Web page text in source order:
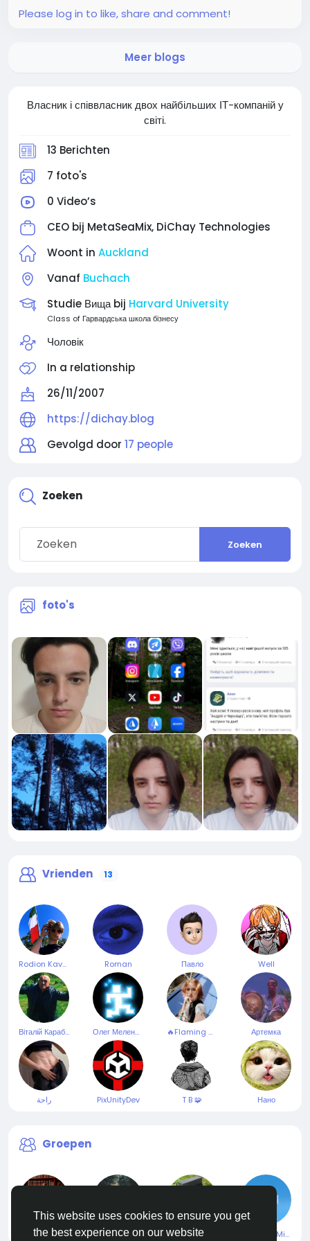
This website uses cookies to ensure you get
the best experience on our website
Власник і співвласник двох найбільших ІТ-компаній у
світі.
13 Berichten
7 foto's
0 Video’s
CEO bij MetaSeaMix, DiChay Technologies
Woont in Auckland
Vanaf Buchach
Studie Вища bij Harvard University
Class of Гарвардська школа бізнесу
Чоловік
In a relationship
26/11/2007
https://dichay.blog
Gevolgd door 17 people
Zoeken
Zoeken
foto's
Vrienden 13
Rodion Kavetskyi Roman Павло Well
Віталій Карабань Олег Меленюк 🔥Flaming moon🌕 Артемка
راحة PixUnityDev T B 🧩 Нано
Groepen
#BabyHistory Шпалери на телефон MetaSeaMix Project | News
Please log in to like, share and comment!
Meer blogs